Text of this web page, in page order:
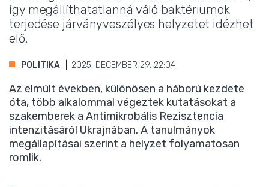
így megállíthatatlanná váló baktériumok
terjedése járványveszélyes helyzetet idézhet
elő.
POLITIKA 2025. DECEMBER 29. 22:04
Az elmúlt években, különösen a háború kezdete
óta, több alkalommal végeztek kutatásokat a
szakemberek a Antimikrobális Rezisztencia
intenzitásáról Ukrajnában. A tanulmányok
megállapításai szerint a helyzet folyamatosan
romlik.